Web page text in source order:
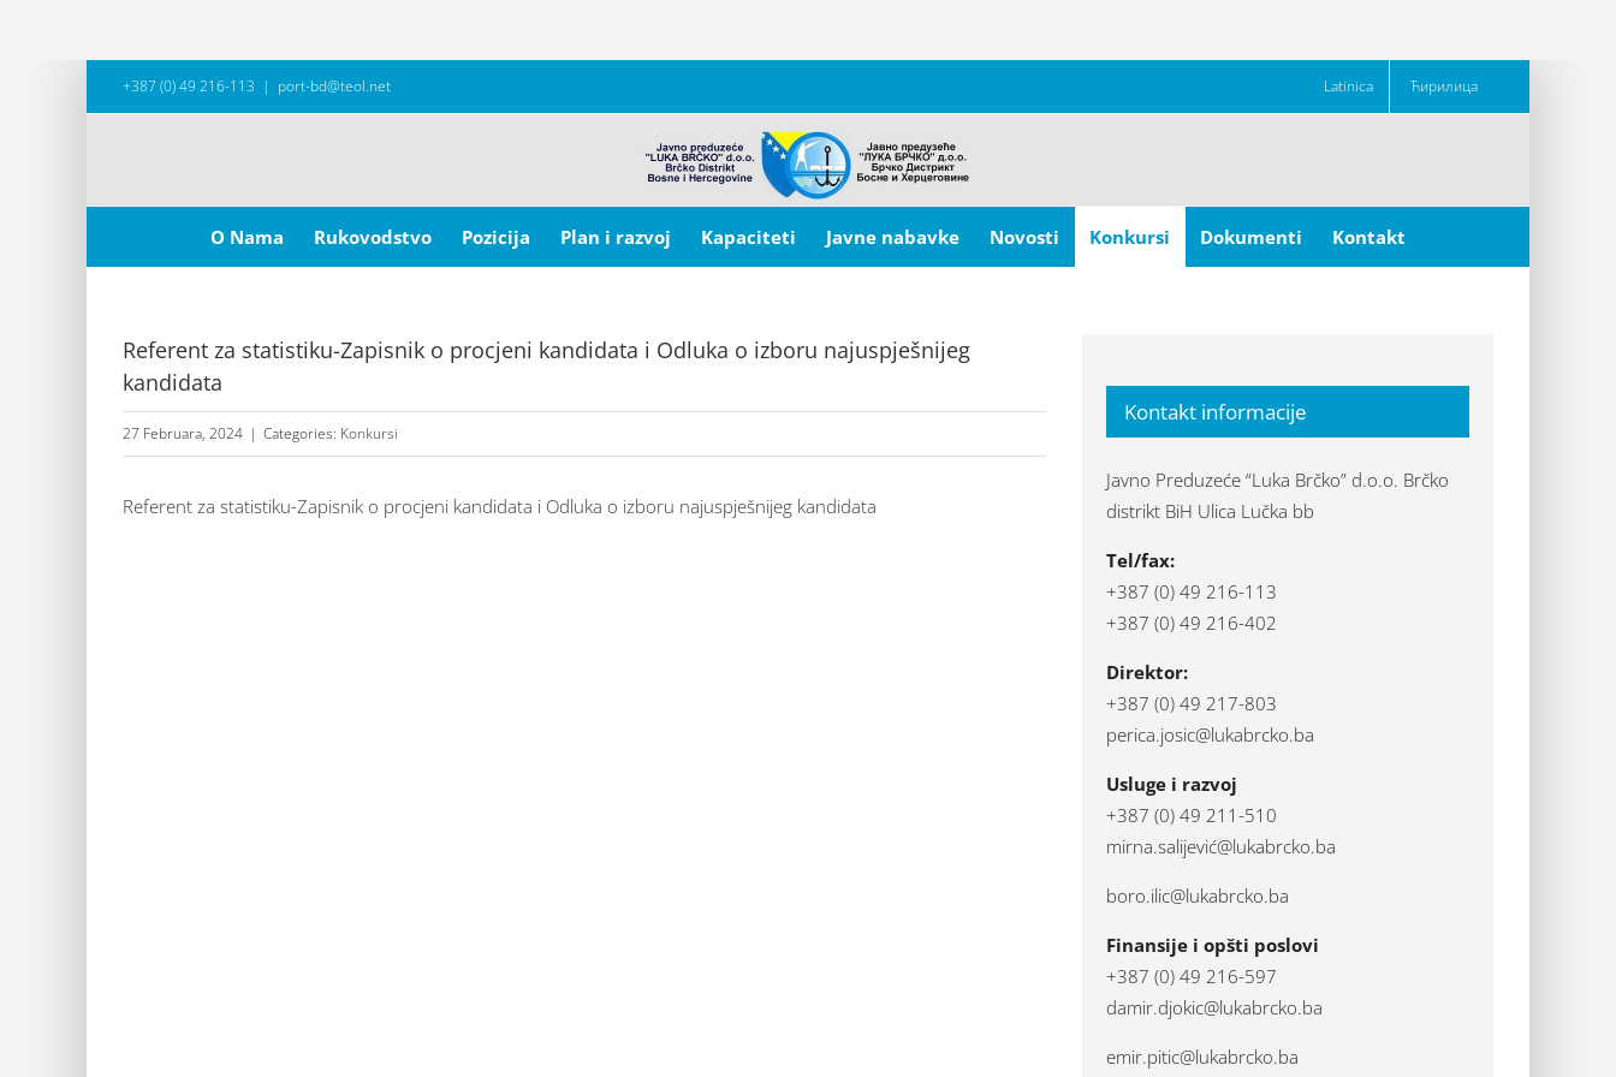
+387 (0) 49 216-113 | port-bd@teol.net Latinica Ћирилица
for:
O Nama
Rukovodstvo Pozicija Plan i razvoj Kapaciteti Javne nabavke Novosti Konkursi Dokumenti Kontakt
Referent za statistiku-Zapisnik o procjeni kandidata i Odluka o izboru najuspješnijeg
kandidata
27 Februara, 2024 | Categories: Konkursi
Referent za statistiku-Zapisnik o procjeni kandidata i Odluka o izboru najuspješnijeg kandidata
Kontakt informacije
Javno Preduzeće “Luka Brčko” d.o.o. Brčko
distrikt BiH Ulica Lučka bb
Tel/fax:
+387 (0) 49 216-113
+387 (0) 49 216-402
Direktor:
+387 (0) 49 217-803
perica.josic@lukabrcko.ba
Usluge i razvoj
+387 (0) 49 211-510
mirna.salijević@lukabrcko.ba
boro.ilic@lukabrcko.ba
Finansije i opšti poslovi
+387 (0) 49 216-597
damir.djokic@lukabrcko.ba
emir.pitic@lukabrcko.ba